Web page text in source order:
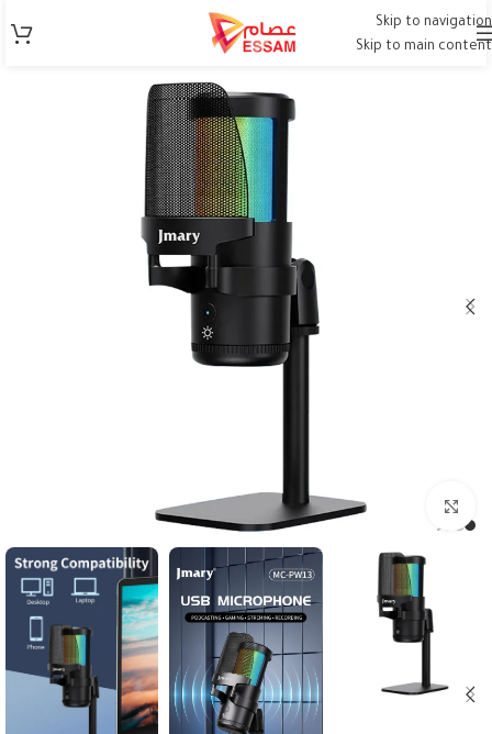
Skip to navigation
Skip to main content
Click to enlarge